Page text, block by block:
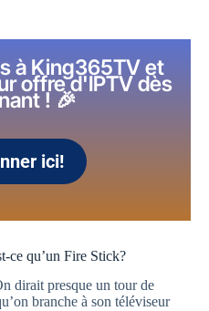
à King365TV et
offre d'IPTV dès
! 🎉
ici!
ce qu’un Fire Stick?
dirait presque un tour de
branche à son téléviseur